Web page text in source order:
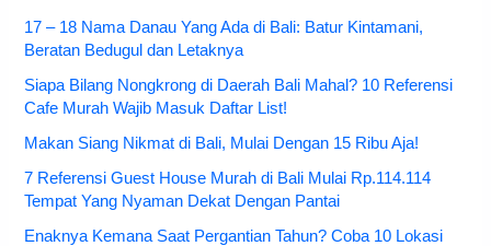
17 – 18 Nama Danau Yang Ada di Bali: Batur Kintamani,
Beratan Bedugul dan Letaknya
Siapa Bilang Nongkrong di Daerah Bali Mahal? 10 Referensi
Cafe Murah Wajib Masuk Daftar List!
Makan Siang Nikmat di Bali, Mulai Dengan 15 Ribu Aja!
7 Referensi Guest House Murah di Bali Mulai Rp.114.114
Tempat Yang Nyaman Dekat Dengan Pantai
Enaknya Kemana Saat Pergantian Tahun? Coba 10 Lokasi